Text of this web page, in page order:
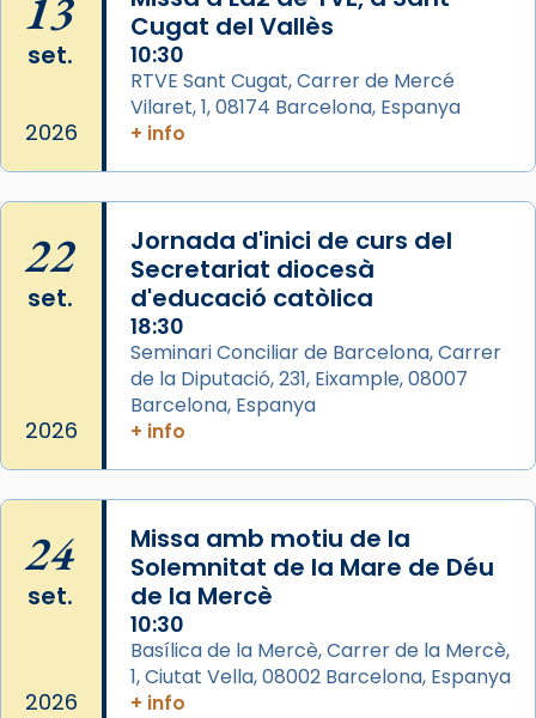
italianitzant; s’interpreta per privilegi
pontifici, amb orquestra i cor, i té una
duració aproximada de tres hores. Després,
processó (recuperada el 1972) al voltant
del temple amb les relíquies de les santes.
Des de 1985 hi participa també un grup de
diablesses amb música i ball propis. Festa
gran a Mataró.
«Si vols saber què és calor, ves per les
Santes a Mataró»🥵.
Photo
View on Facebook · Share
2 weeks ago
seu germà Joan i Pere un dels que
acompanyava més de prop Jesús.
Segons el llibre dels Fets (12,2) fou el primer
apòstol màrtir, decapitat a Jerusalem per
Herodes Agripa (vers l'any 44).
set.
2026
Cugat del Vallès
10:30
RTVE Sant Cugat, Carrer de Mercé
Vilaret, 1, 08174 Barcelona, Espanya
+ info
22
set.
2026
Jornada d'inici de curs del
Secretariat diocesà
d'educació catòlica
18:30
Seminari Conciliar de Barcelona, Carrer
de la Diputació, 231, Eixample, 08007
Barcelona, Espanya
+ info
24
set.
2026
Missa amb motiu de la
Solemnitat de la Mare de Déu
de la Mercè
10:30
Basílica de la Mercè, Carrer de la Mercè,
1, Ciutat Vella, 08002 Barcelona, Espanya
+ info